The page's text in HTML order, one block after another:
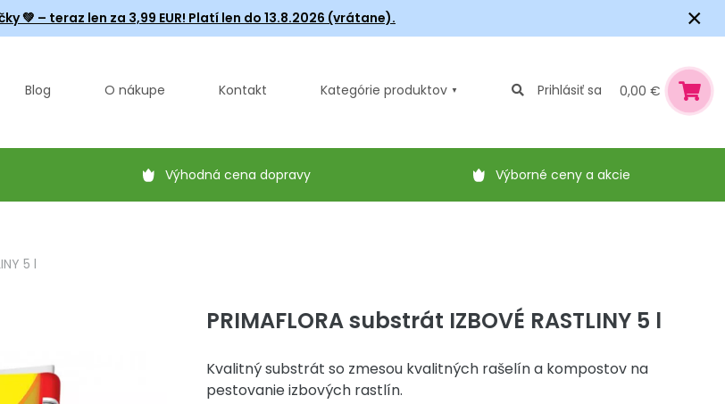
💚 – teraz len za 3,99 EUR! Platí len do 13.8.2026 (vrátane). ×
Blog O nákupe Kontakt Kategórie produktov Prihlásiť sa 0,00 €
Výhodná cena dopravy Výborné ceny a akcie
5 l
PRIMAFLORA substrát IZBOVÉ RASTLINY 5 l
Kvalitný substrát so zmesou kvalitných rašelín a kompostov na
pestovanie izbových rastlín.